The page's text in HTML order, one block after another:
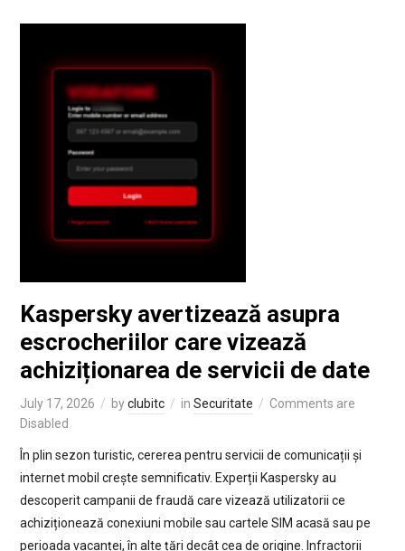
Kaspersky avertizează asupra
escrocheriilor care vizează
achiziționarea de servicii de date
July 17, 2026 byclubitc in Securitate
Comments are
Disabled
În plin sezon turistic, cererea pentru servicii de comunicații și
internet mobil crește semnificativ. Experții Kaspersky au
descoperit campanii de fraudă care vizează utilizatorii ce
achiziționează conexiuni mobile sau cartele SIM acasă sau pe
perioada vacanței, în alte țări decât cea de origine. Infractorii